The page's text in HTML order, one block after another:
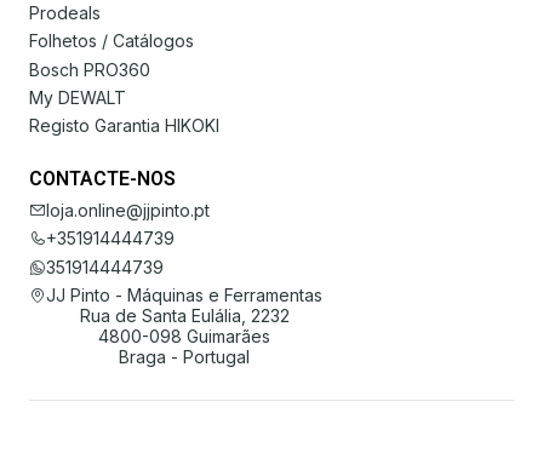
Prodeals
Folhetos / Catálogos
Bosch PRO360
My DEWALT
Registo Garantia HIKOKI
CONTACTE-NOS
loja.online@jjpinto.pt
+351914444739
351914444739
JJ Pinto - Máquinas e Ferramentas
Rua de Santa Eulália, 2232
4800-098 Guimarães
Braga - Portugal